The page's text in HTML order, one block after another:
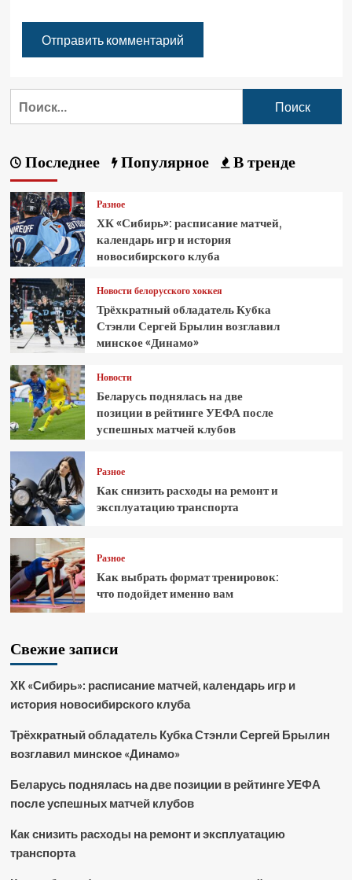
Последнее Популярное В тренде
Разное
ХК «Сибирь»: расписание матчей,
календарь игр и история
новосибирского клуба
Новости белорусского хоккея
Трёхкратный обладатель Кубка
Стэнли Сергей Брылин возглавил
минское «Динамо»
Новости
Беларусь поднялась на две
позиции в рейтинге УЕФА после
успешных матчей клубов
Разное
Как снизить расходы на ремонт и
эксплуатацию транспорта
Разное
Как выбрать формат тренировок:
что подойдет именно вам
Свежие записи
ХК «Сибирь»: расписание матчей, календарь игр и
история новосибирского клуба
Трёхкратный обладатель Кубка Стэнли Сергей Брылин
возглавил минское «Динамо»
Беларусь поднялась на две позиции в рейтинге УЕФА
после успешных матчей клубов
Как снизить расходы на ремонт и эксплуатацию
транспорта